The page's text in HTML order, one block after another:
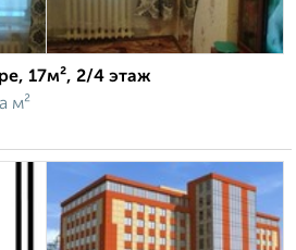
17м², 2/4 этаж
м²